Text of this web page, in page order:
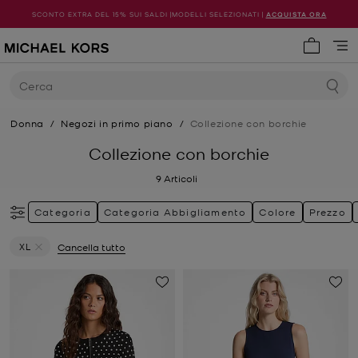
SCONTO EXTRA DEL 15% SUI SALDI |MODELLI SELEZIONATI | ACQUISTA ORA
Cerca
Donna / Negozi in primo piano / Collezione con borchie
Collezione con borchie
9 Articoli
Categoria Categoria Abbigliamento Colore Prezzo
XL
Cancella tutto